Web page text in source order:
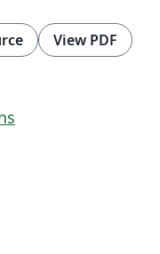
View PDF